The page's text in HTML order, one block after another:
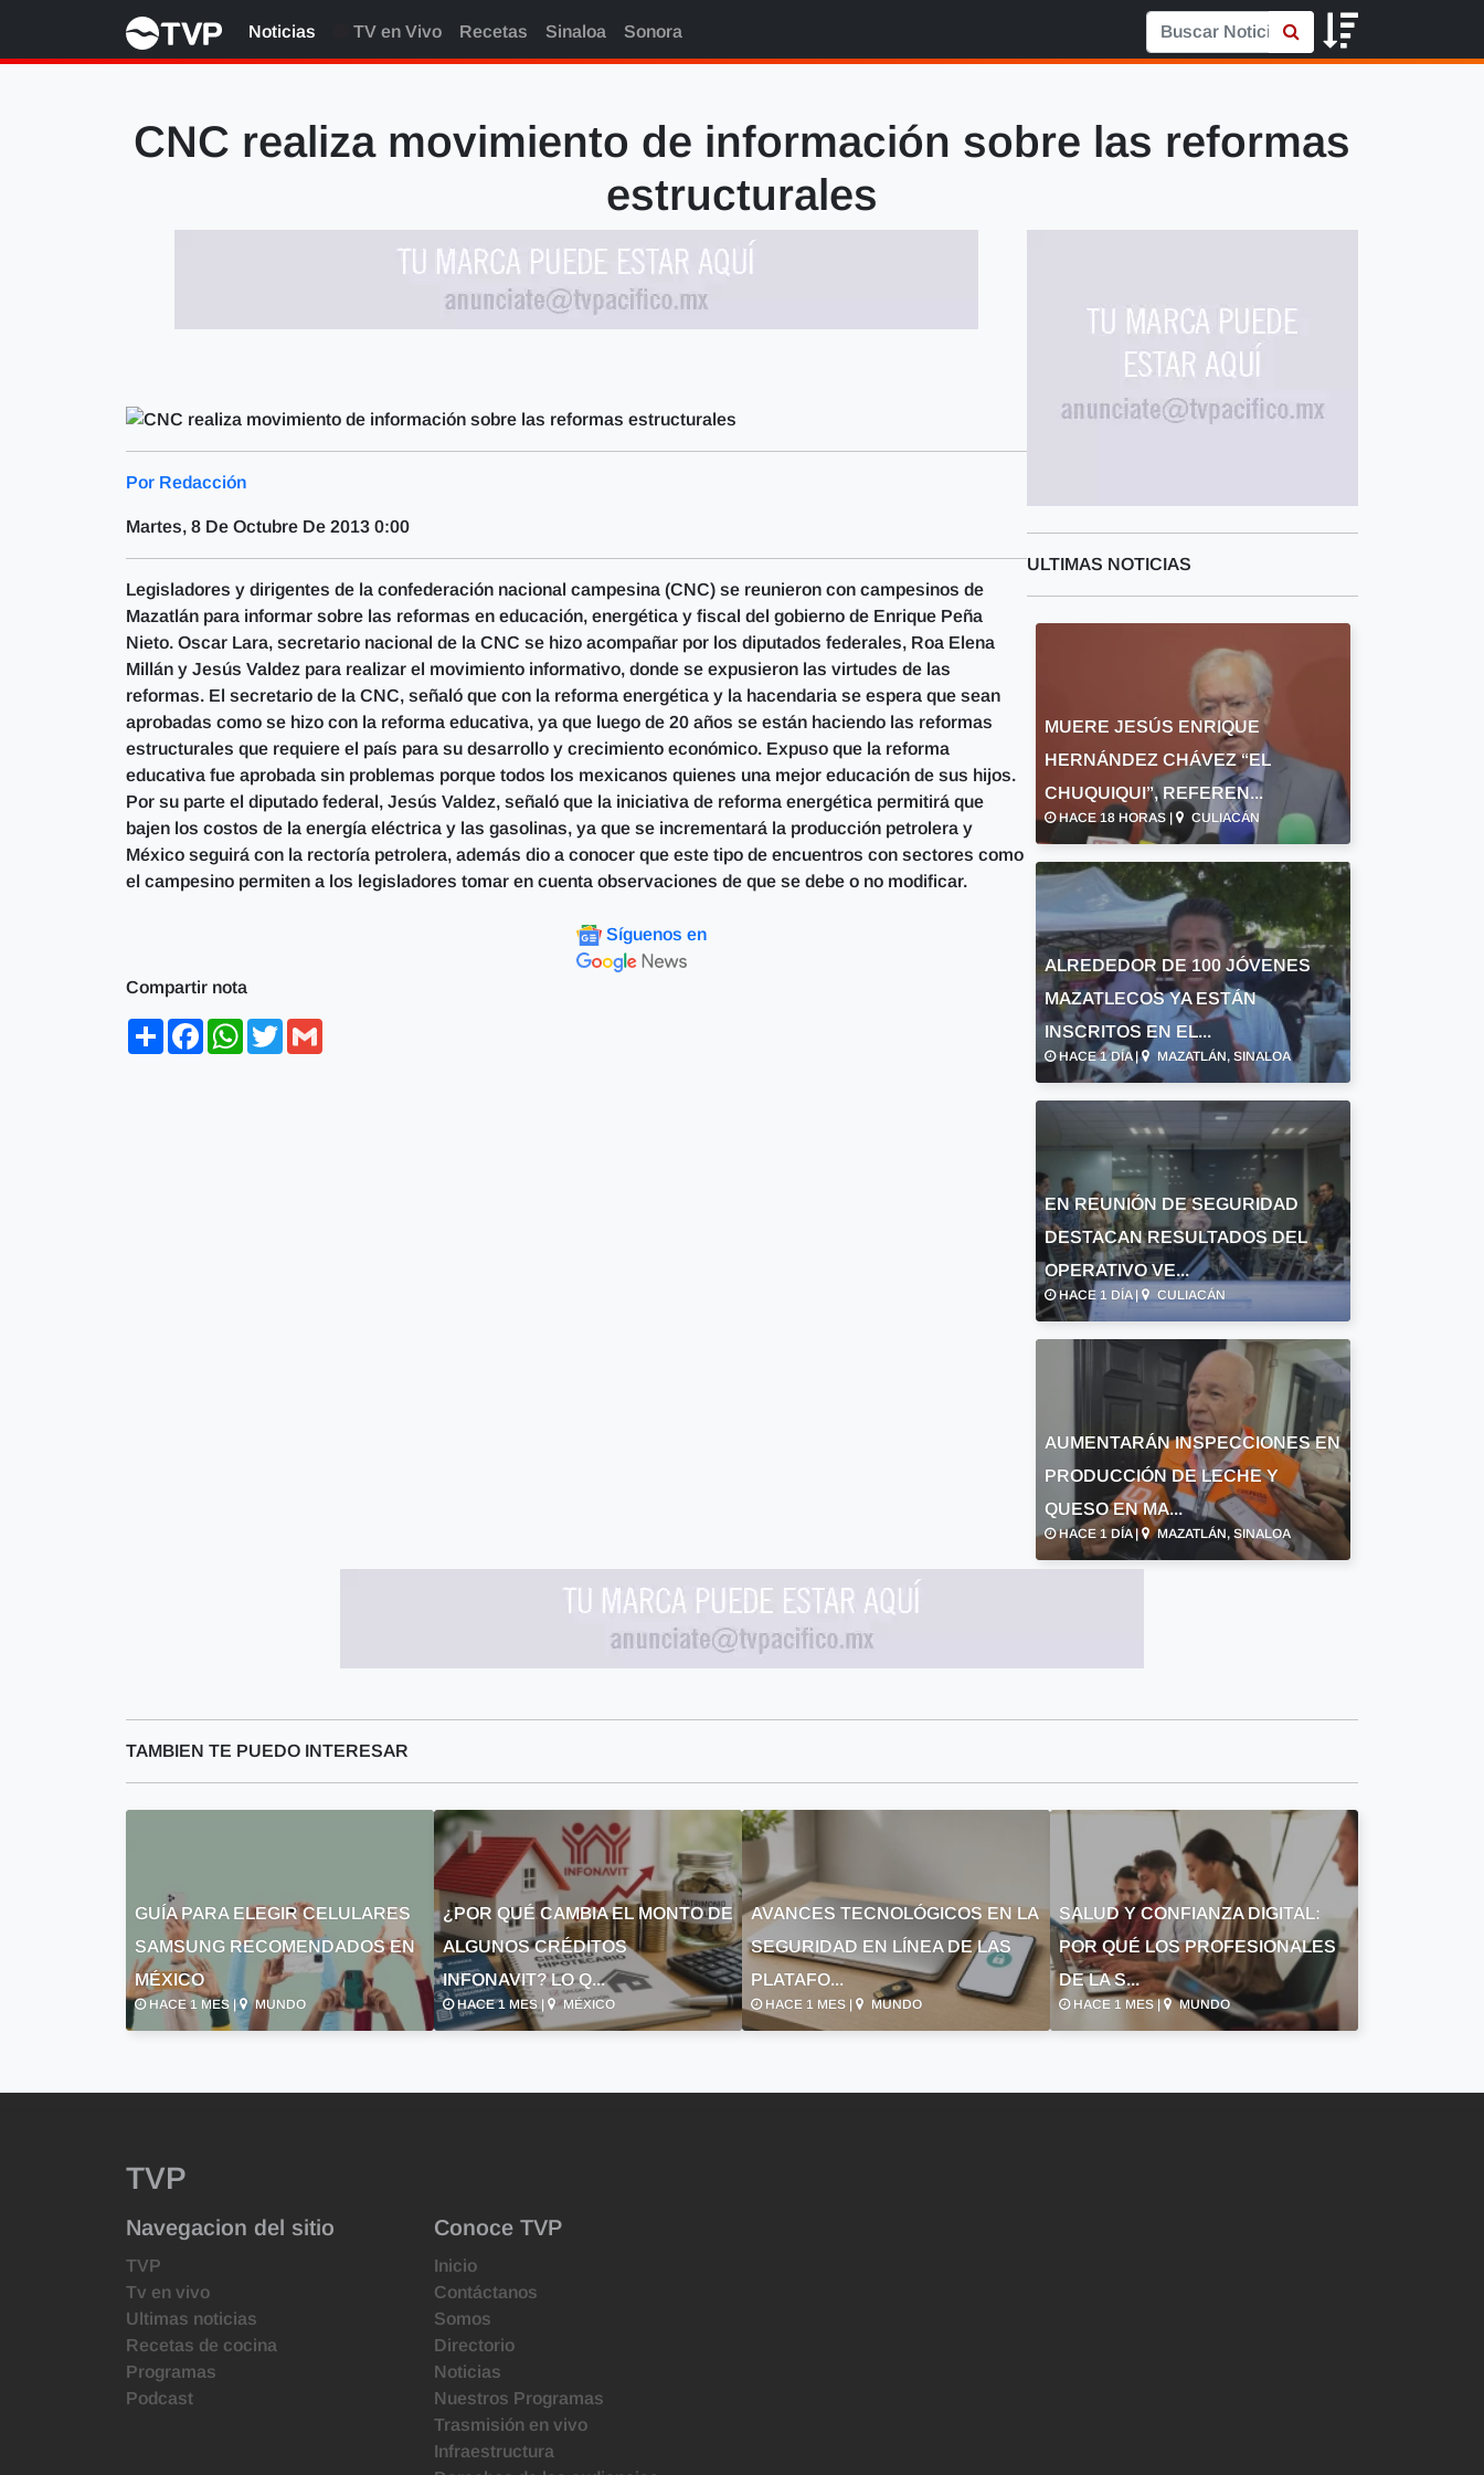
Noticias TV en Vivo Recetas Sinaloa Sonora
CNC realiza movimiento de información sobre las reformas
estructurales
Por Redacción
Martes, 8 De Octubre De 2013 0:00
Legisladores y dirigentes de la confederación nacional campesina (CNC) se reunieron con campesinos de
Mazatlán para informar sobre las reformas en educación, energética y fiscal del gobierno de Enrique Peña
Nieto. Oscar Lara, secretario nacional de la CNC se hizo acompañar por los diputados federales, Roa Elena
Millán y Jesús Valdez para realizar el movimiento informativo, donde se expusieron las virtudes de las
reformas. El secretario de la CNC, señaló que con la reforma energética y la hacendaria se espera que sean
aprobadas como se hizo con la reforma educativa, ya que luego de 20 años se están haciendo las reformas
estructurales que requiere el país para su desarrollo y crecimiento económico. Expuso que la reforma
educativa fue aprobada sin problemas porque todos los mexicanos quienes una mejor educación de sus hijos.
Por su parte el diputado federal, Jesús Valdez, señaló que la iniciativa de reforma energética permitirá que
bajen los costos de la energía eléctrica y las gasolinas, ya que se incrementará la producción petrolera y
México seguirá con la rectoría petrolera, además dio a conocer que este tipo de encuentros con sectores como
el campesino permiten a los legisladores tomar en cuenta observaciones de que se debe o no modificar.
Síguenos en
Compartir nota
ShareFacebookWhatsApp
Twitter
ULTIMAS NOTICIAS
MUERE JESÚS ENRIQUE
HERNÁNDEZ CHÁVEZ “EL
CHUQUIQUI”, REFEREN...
HACE 18 HORAS | CULIACÁN
ALREDEDOR DE 100 JÓVENES
MAZATLECOS YA ESTÁN
INSCRITOS EN EL...
HACE 1 DÍA | MAZATLÁN, SINALOA
EN REUNIÓN DE SEGURIDAD
DESTACAN RESULTADOS DEL
OPERATIVO VE...
HACE 1 DÍA | CULIACÁN
AUMENTARÁN INSPECCIONES EN
PRODUCCIÓN DE LECHE Y
QUESO EN MA...
HACE 1 DÍA | MAZATLÁN, SINALOA
TAMBIEN TE PUEDO INTERESAR
GUÍA PARA ELEGIR CELULARES
SAMSUNG RECOMENDADOS EN
MÉXICO
HACE 1 MES | MUNDO
¿POR QUÉ CAMBIA EL MONTO DE
ALGUNOS CRÉDITOS
INFONAVIT? LO Q...
HACE 1 MES | MÉXICO
AVANCES TECNOLÓGICOS EN LA
SEGURIDAD EN LÍNEA DE LAS
PLATAFO...
HACE 1 MES | MUNDO
SALUD Y CONFIANZA DIGITAL:
POR QUÉ LOS PROFESIONALES
DE LA S...
HACE 1 MES | MUNDO
TVP
Navegacion del sitio
TVP
Tv en vivo
Ultimas noticias
Recetas de cocina
Programas
Podcast
Conoce TVP
Inicio
Contáctanos
Somos
Directorio
Noticias
Nuestros Programas
Trasmisión en vivo
Infraestructura